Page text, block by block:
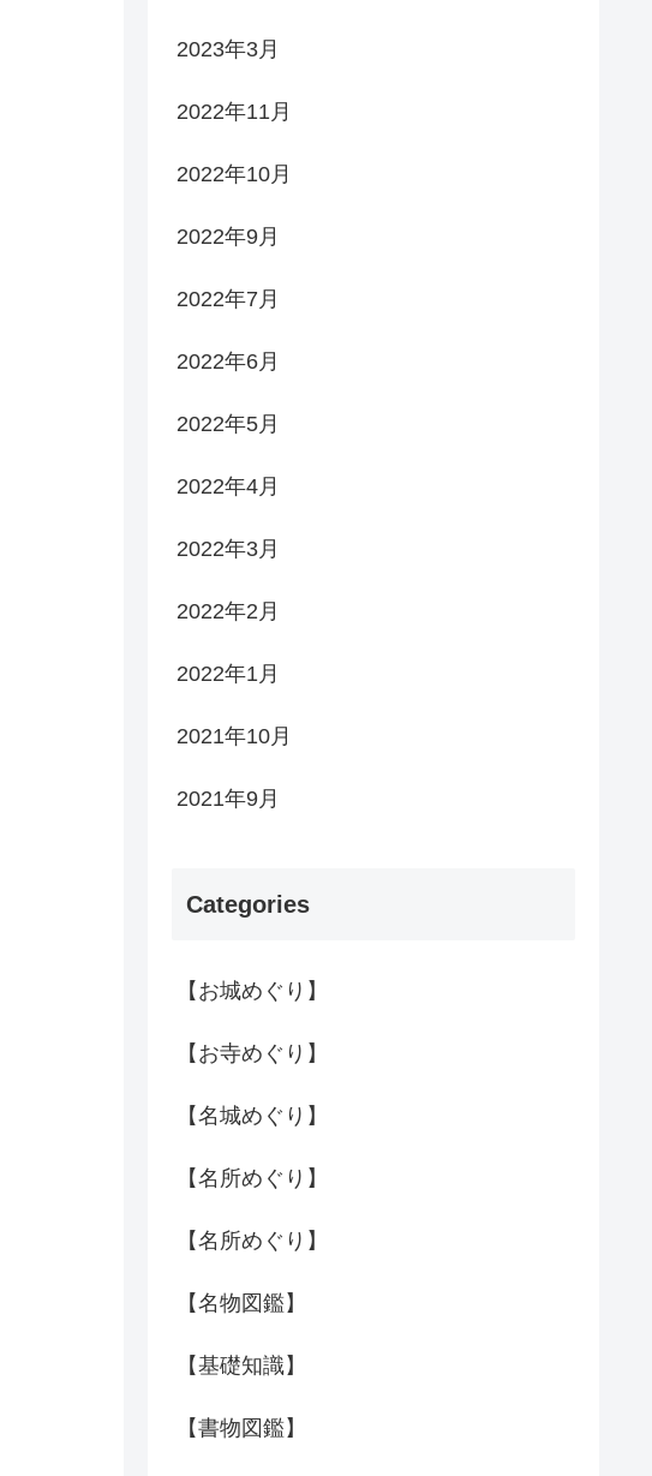
2023年3月
2022年11月
2022年10月
2022年9月
2022年7月
2022年6月
2022年5月
2022年4月
2022年3月
2022年2月
2022年1月
2021年10月
2021年9月
Categories
【お城めぐり】
【お寺めぐり】
【名城めぐり】
【名所めぐり】
【名所めぐり】
【名物図鑑】
【基礎知識】
【書物図鑑】